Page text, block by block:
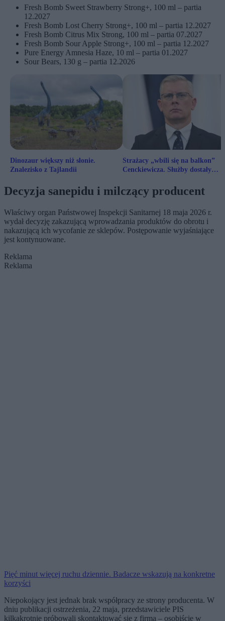
Fresh Bomb Sweet Strawberry Strong+, 100 ml – partia
12.2027
Fresh Bomb Lost Cherry Strong+, 100 ml – partia 12.2027
Fresh Bomb Citrus Mix Strong, 100 ml – partia 07.2027
Fresh Bomb Sour Apple Strong+, 100 ml – partia 12.2027
Pure Energy Amnesia Haze, 10 ml – partia 01.2027
Sour Bears, 130 g – partia 12.2026
Dinozaur większy niż słonie.
Znalezisko z Tajlandii
Strażacy „wbili się na balkon”
Cenckiewicza. Służby dostały
Decyzja sanepidu i milczący producent
Właściwy organ Państwowej Inspekcji Sanitarnej 18 maja 2026 r.
wydał decyzję zakazującą wprowadzania produktów do obrotu i
nakazującą ich wycofanie ze sklepów. Postępowanie wyjaśniające
jest kontynuowane.
Reklama
Reklama
Pięć minut więcej ruchu dziennie. Badacze wskazują na konkretne
korzyści
Niepokojący jest jednak brak współpracy ze strony producenta. W
dniu publikacji ostrzeżenia, 22 maja, przedstawiciele PIS
kilkakrotnie próbowali skontaktować się z firmą – osobiście w